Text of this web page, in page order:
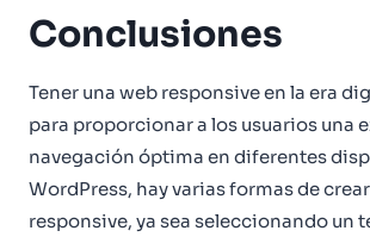
Conclusiones
Tener una web responsive en la era
para proporcionar a los usuarios una
navegación óptima en diferentes
WordPress, hay varias formas de
responsive, ya sea seleccionando un